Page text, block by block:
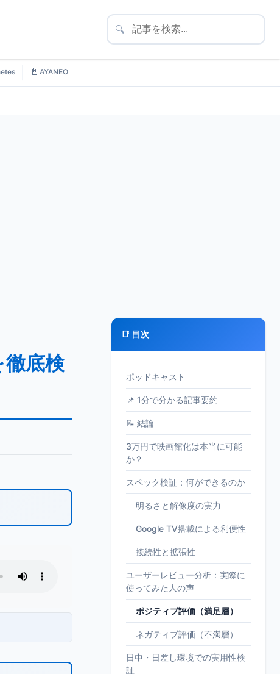
🔍
📄 AYANEO
底検
📑 目次
ポッドキャスト
📌 1分で分かる記事要約
📝 結論
3万円で映画館化は本当に可能
か？
スペック検証：何ができるのか
明るさと解像度の実力
Google TV搭載による利便性
接続性と拡張性
ユーザーレビュー分析：実際に
使ってみた人の声
ポジティブ評価（満足層）
ネガティブ評価（不満層）
日中・日差し環境での実用性検
証